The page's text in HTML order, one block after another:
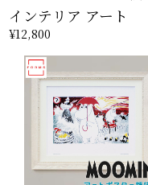
インテリア アート
¥12,800